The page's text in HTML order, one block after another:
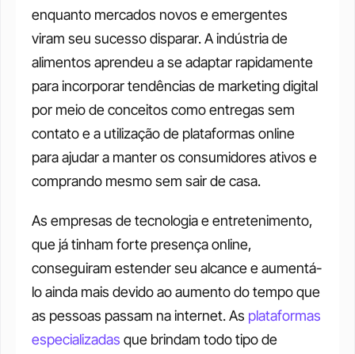
enquanto mercados novos e emergentes
viram seu sucesso disparar. A indústria de
alimentos aprendeu a se adaptar rapidamente
para incorporar tendências de marketing digital
por meio de conceitos como entregas sem
contato e a utilização de plataformas online
para ajudar a manter os consumidores ativos e
comprando mesmo sem sair de casa.
As empresas de tecnologia e entretenimento,
que já tinham forte presença online,
conseguiram estender seu alcance e aumentá-
lo ainda mais devido ao aumento do tempo que
as pessoas passam na internet. As plataformas
especializadas que brindam todo tipo de